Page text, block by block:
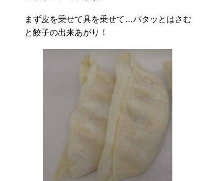
まず皮を乗せて具を乗せて…パタッとはさむ
と餃子の出来あがり！